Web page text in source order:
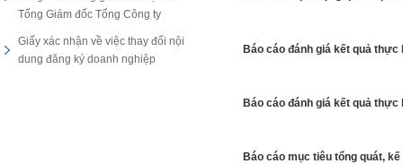
Tổng Giám đốc Tổng Công ty
Giấy xác nhận về việc thay đổi nội
dung đăng ký doanh nghiệp
Báo cáo đánh giá kết quả
Báo cáo đánh giá kết quả
Báo cáo mục tiêu tổng quát,